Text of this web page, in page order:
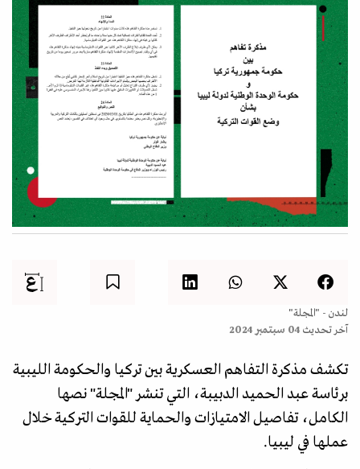
لندن - "المجلة"
آخر تحديث 04 سبتمبر 2024
تكشف مذكرة التفاهم العسكرية بين تركيا والحكومة الليبية
برئاسة عبد الحميد الدبيبة، التي تنشر "المجلة" نصها
الكامل، تفاصيل الامتيازات والحماية للقوات التركية خلال
عملها في ليبيا.